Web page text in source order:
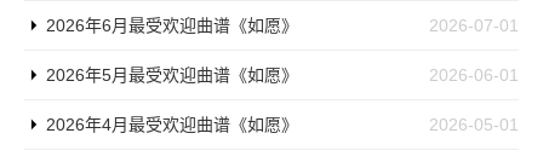
2026-07-01
2026年6月最受欢迎曲谱《如愿》
2026-06-01
2026年5月最受欢迎曲谱《如愿》
2026-05-01
2026年4月最受欢迎曲谱《如愿》